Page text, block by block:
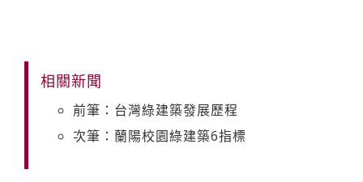
相關新聞
前筆：台灣綠建築發展歷程
次筆：蘭陽校園綠建築6指標